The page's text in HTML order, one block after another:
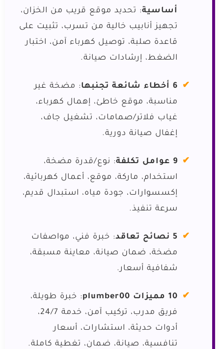
أساسية: تحديد موقع قريب من الخزان،
تجهيز أنابيب خالية من تسرب، تثبيت على
قاعدة صلبة، توصيل كهرباء آمن، اختبار
الضغط، إرشادات صيانة.
6 أخطاء شائعة تجنبها
: مضخة غير
مناسبة، موقع خاطئ، إهمال كهرباء،
غياب فلاتر/صمامات، تشغيل جاف،
إغفال صيانة دورية.
9 عوامل تكلفة
: نوع/قدرة مضخة،
استخدام، ماركة، موقع، أعمال كهربائية،
إكسسوارات، جودة مياه، استبدال قديم،
سرعة تنفيذ.
5 نصائح تعاقد
: خبرة فني، مواصفات
مضخة، ضمان صيانة، معاينة مسبقة،
شفافية أسعار.
10 مميزات plumber00
: خبرة طويلة،
فريق مدرب، تركيب آمن، خدمة 24/7،
أدوات حديثة، استشارات، أسعار
تنافسية، صيانة، ضمان، تغطية كاملة.